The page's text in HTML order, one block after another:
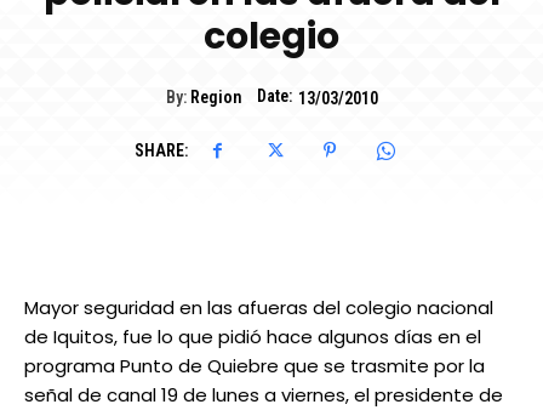
colegio
By: Region Date: 13/03/2010
SHARE:
Mayor seguridad en las afueras del colegio nacional
de Iquitos, fue lo que pidió hace algunos días en el
programa Punto de Quiebre que se trasmite por la
señal de canal 19 de lunes a viernes, el presidente de